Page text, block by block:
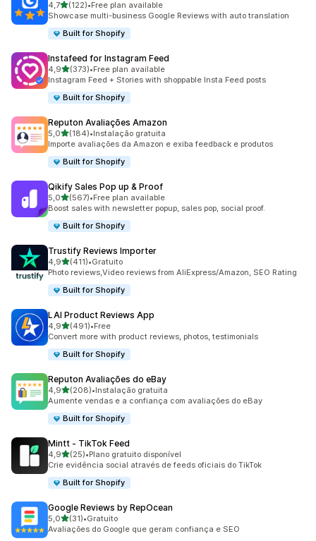
4,7de 5 estrelas
(122)
122 total de avaliações
•Free plan available
Showcase multi-business Google Reviews with auto translation
Built for Shopify
Instafeed for Instagram Feed
4,9de 5 estrelas
(373)
373 total de avaliações
•Free plan available
Instagram Feed + Stories with shoppable Insta Feed posts
Built for Shopify
Reputon Avaliações Amazon
5,0de 5 estrelas
(184)
184 total de avaliações
•Instalação gratuita
Importe avaliações da Amazon e exiba feedback e produtos
Built for Shopify
Qikify Sales Pop up & Proof
5,0de 5 estrelas
(567)
567 total de avaliações
•Free plan available
Boost sales with newsletter popup, sales pop, social proof.
Built for Shopify
Trustify Reviews Importer
4,9de 5 estrelas
(411)
411 total de avaliações
•Gratuito
Photo reviews,Video reviews from AliExpress/Amazon, SEO Rating
Built for Shopify
LAI Product Reviews App
4,9de 5 estrelas
(491)
491 total de avaliações
•Free
Convert more with product reviews, photos, testimonials
Built for Shopify
Reputon Avaliações do eBay
4,9de 5 estrelas
(208)
208 total de avaliações
•Instalação gratuita
Aumente vendas e a confiança com avaliações do eBay
Built for Shopify
Mintt ‑ TikTok Feed
4,9de 5 estrelas
(25)
25 total de avaliações
•Plano gratuito disponível
Crie evidência social através de feeds oficiais do TikTok
Built for Shopify
Google Reviews by RepOcean
5,0de 5 estrelas
(31)
31 total de avaliações
•Gratuito
Avaliações do Google que geram confiança e SEO